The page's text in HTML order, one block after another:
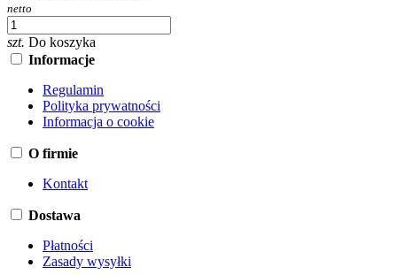
netto
szt. Do koszyka
Informacje
Regulamin
Polityka prywatności
Informacja o cookie
O firmie
Kontakt
Dostawa
Płatności
Zasady wysyłki